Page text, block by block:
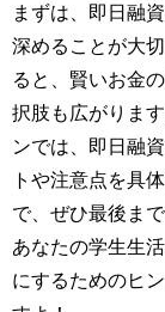
まずは、即日融
深めることが大
ると、賢いお金
択肢も広がりま
ンでは、即日融
トや注意点を具
で、ぜひ最後ま
あなたの学生生
にするためのヒ